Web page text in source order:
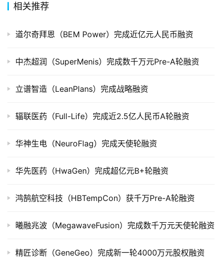
发
购
司
市
创
数
业
学
登录 注册
相关推荐
道尔奇拜恩（BEM Power）完成近亿元人民币融资
中杰超润（SuperMenis）完成数千万元Pre-A轮融资
立谱智造（LeanPlans）完成战略融资
辐联医药（Full-Life）完成近2.5亿人民币A轮融资
华神生电（NeuroFlag）完成天使轮融资
华先医药（HwaGen）完成超亿元B+轮融资
鸿鹄航空科技（HBTempCon）获千万Pre-A轮融资
曦融兆波（MegawaveFusion）完成数千万元天使轮融资
精匠诊断（GeneGeo）完成新一轮4000万元股权融资